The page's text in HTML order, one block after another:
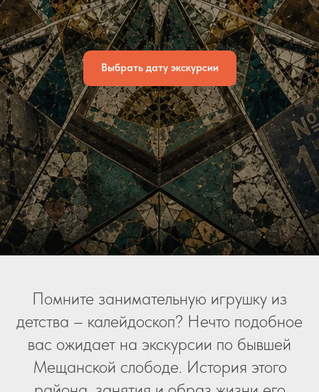
Выбрать дату экскурсии
Помните занимательную игрушку из
детства – калейдоскоп? Нечто подобное
вас ожидает на экскурсии по бывшей
Мещанской слободе. История этого